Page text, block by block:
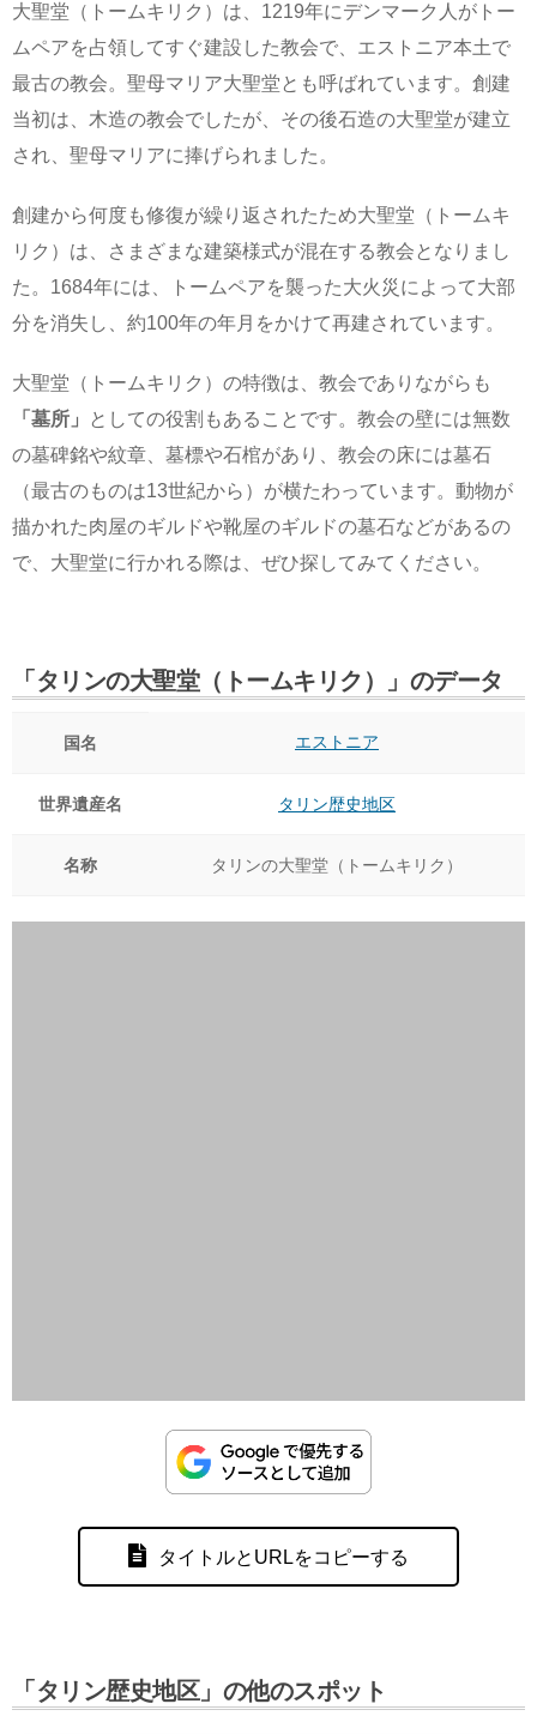
大聖堂（トームキリク）は、1219年にデンマーク人がトー
ムペアを占領してすぐ建設した教会で、エストニア本土で
最古の教会。聖母マリア大聖堂とも呼ばれています。創建
当初は、木造の教会でしたが、その後石造の大聖堂が建立
され、聖母マリアに捧げられました。
創建から何度も修復が繰り返されたため大聖堂（トームキ
リク）は、さまざまな建築様式が混在する教会となりまし
た。1684年には、トームペアを襲った大火災によって大部
分を消失し、約100年の年月をかけて再建されています。
大聖堂（トームキリク）の特徴は、教会でありながらも
「墓所」
としての役割もあることです。教会の壁には無数
の墓碑銘や紋章、墓標や石棺があり、教会の床には墓石
（最古のものは13世紀から）が横たわっています。動物が
描かれた肉屋のギルドや靴屋のギルドの墓石などがあるの
で、大聖堂に行かれる際は、ぜひ探してみてください。
「タリンの大聖堂（トームキリク）」のデータ
国名 エストニア
世界遺産名 タリン歴史地区
名称 タリンの大聖堂（トームキリク）
タイトルとURLをコピーする
「タリン歴史地区」の他のスポット